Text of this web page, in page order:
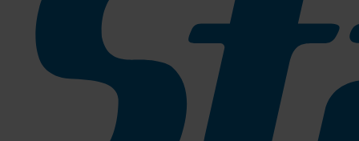
Edelstahlschiene 35cm
204-SUPP70160
Sofort lieferbar